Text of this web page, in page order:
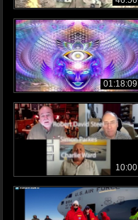
01:18:09
10:00